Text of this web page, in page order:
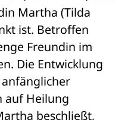
Martha (Tilda
ist. Betroffen
Freundin im
Die Entwicklung
auf Heilung
beschließt,